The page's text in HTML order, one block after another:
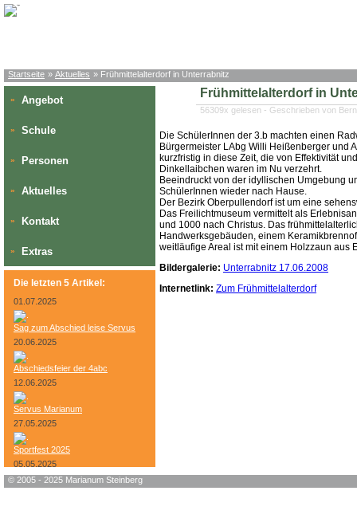
Startseite » Aktuelles » Frühmittelalterdorf in Unterrabnitz
» Angebot
» Schule
» Personen
» Aktuelles
» Kontakt
» Extras
Die letzten 5 Artikel:
01.07.2025
Sag zum Abschied leise Servus
20.06.2025
Abschiedsfeier der 4abc
12.06.2025
Servus Marianum
27.05.2025
Sportfest 2025
05.05.2025
Bundesheer-Tag
Frühmittelalterdorf in
56309x gelesen - Geschrieben von
Die SchülerInnen der 3.b machten einen
Bürgermeister LAbg Willi Heißenberger und
kurzfristig in diese Zeit, die von Effektivität
Dinkellaibchen waren im Nu verzehrt.
Beeindruckt von der idyllischen Umgebung
SchülerInnen wieder nach Hause.
Der Bezirk Oberpullendorf ist um eine
Das Freilichtmuseum vermittelt als
und 1000 nach Christus. Das
Handwerksgebäuden, einem
weitläufige Areal ist mit einem Holzzaun aus
Bildergalerie: Unterrabnitz 17.06.2008
Internetlink: Zum Frühmittelalterdorf
© 2005 - 2025 Marianum Steinberg